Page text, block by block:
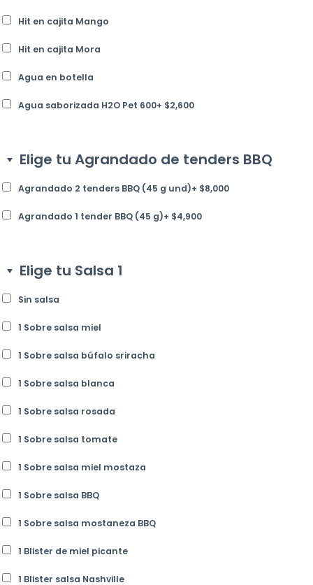
Hit en cajita Mango
Hit en cajita Mora
Agua en botella
Agua saborizada H2O Pet 600+ $2,600
Elige tu Agrandado de tenders BBQ
Agrandado 2 tenders BBQ (45 g und)+ $8,000
Agrandado 1 tender BBQ (45 g)+ $4,900
Elige tu Salsa 1
Sin salsa
1 Sobre salsa miel
1 Sobre salsa búfalo sriracha
1 Sobre salsa blanca
1 Sobre salsa rosada
1 Sobre salsa tomate
1 Sobre salsa miel mostaza
1 Sobre salsa BBQ
1 Sobre salsa mostaneza BBQ
1 Blister de miel picante
1 Blister salsa Nashville